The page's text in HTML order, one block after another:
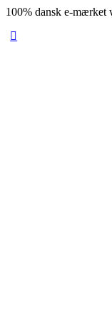
100% dansk e-mærket